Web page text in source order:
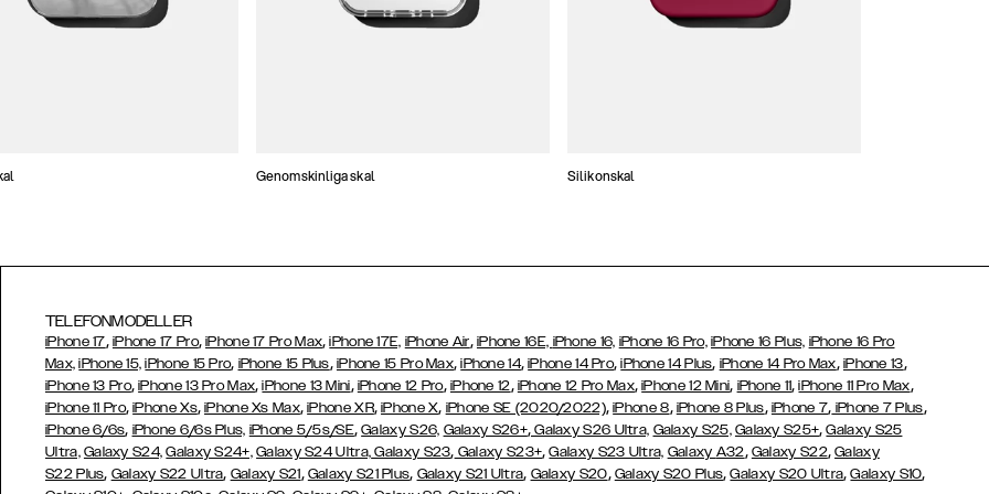
Genomskinliga skal Silikonskal
TELEFONMODELLER
iPhone 17, iPhone 17 Pro,iPhone 17 Pro Max,iPhone 17E, iPhone Air, iPhone 16E, iPhone 16, iPhone 16 Pro, iPhone 16 Plus, iPhone 16 Pro
Max, iPhone 15, iPhone 15 Pro, iPhone 15 Plus, iPhone 15 Pro Max,iPhone 14,iPhone 14 Pro,iPhone 14 Plus, iPhone 14 Pro Max, iPhone 13,
iPhone 13 Pro,iPhone 13 Pro Max,iPhone 13 Mini, iPhone 12 Pro, iPhone 12, iPhone 12 Pro Max,iPhone 12 Mini, iPhone 11,iPhone 11 Pro Max,
iPhone 11 Pro,iPhone Xs,iPhone Xs Max,iPhone XR,iPhone X, iPhone SE (2020/2022),iPhone 8, iPhone 8 Plus, iPhone 7, iPhone 7 Plus,
iPhone 6/6s, iPhone 6/6s Plus, iPhone 5/5s/SE,Galaxy S26, Galaxy S26+,Galaxy S26 Ultra, Galaxy S25, Galaxy S25+,Galaxy S25
Ultra, Galaxy S24, Galaxy S24+, Galaxy S24 Ultra, Galaxy S23, Galaxy S23+,Galaxy S23 Ultra, Galaxy A32, Galaxy S22,Galaxy
S22 Plus, Galaxy S22 Ultra, Galaxy S21, Galaxy S21 Plus, Galaxy S21 Ultra, Galaxy S20, Galaxy S20 Plus,Galaxy S20 Ultra,Galaxy S10,